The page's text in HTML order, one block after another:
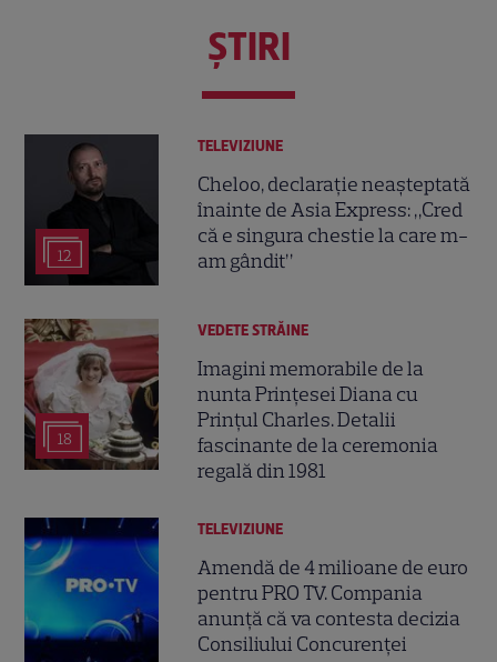
ŞTIRI
12
TELEVIZIUNE
Cheloo, declarație neașteptată
înainte de Asia Express: „Cred
că e singura chestie la care m-
am gândit”
18
VEDETE STRĂINE
Imagini memorabile de la
nunta Prințesei Diana cu
Prințul Charles. Detalii
fascinante de la ceremonia
regală din 1981
TELEVIZIUNE
Amendă de 4 milioane de euro
pentru PRO TV. Compania
anunță că va contesta decizia
Consiliului Concurenței